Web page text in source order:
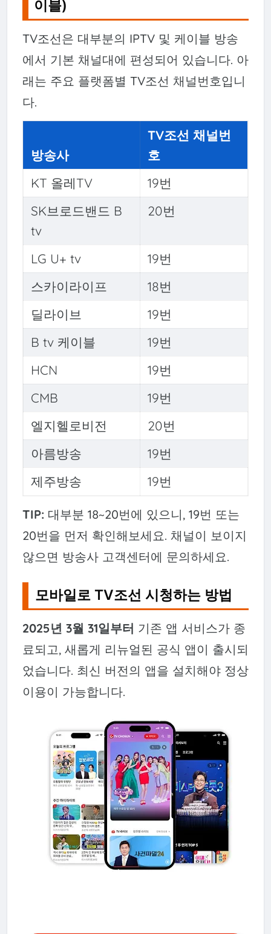
이블)
TV조선은 대부분의 IPTV 및 케이블 방송
에서 기본 채널대에 편성되어 있습니다. 아
래는 주요 플랫폼별 TV조선 채널번호입니
다.
방송사
TV조선 채널번
호
KT 올레TV
19번
SK브로드밴드 B
tv
20번
LG U+ tv
19번
스카이라이프
18번
딜라이브
19번
B tv 케이블
19번
HCN
19번
CMB
19번
엘지헬로비전
20번
아름방송
19번
제주방송
19번
TIP: 대부분 18~20번에 있으니, 19번 또는
20번을 먼저 확인해보세요. 채널이 보이지
않으면 방송사 고객센터에 문의하세요.
모바일로 TV조선 시청하는 방법
2025년 3월 31일부터 기존 앱 서비스가 종
료되고, 새롭게 리뉴얼된 공식 앱이 출시되
었습니다. 최신 버전의 앱을 설치해야 정상
이용이 가능합니다.